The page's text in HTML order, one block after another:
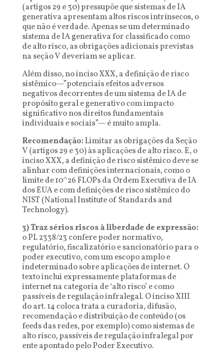
(artigos 29 e 30) pressupõe que sistemas de IA
generativa apresentam altos riscos intrínsecos, o
que não é verdade. Apenas se um determinado
sistema de IA generativa for classificado como
de alto risco, as obrigações adicionais previstas
na seção V deveriam se aplicar.
Além disso, no inciso XXX, a definição de risco
sistêmico—”potenciais efeitos adversos
negativos decorrentes de um sistema de IA de
propósito geral e generativo com impacto
significativo nos direitos fundamentais
individuais e sociais”— é muito ampla.
Recomendação:Limitar as obrigações da Seção
V (artigos 29 e 30) às aplicações de alto risco. E, o
inciso XXX, a definição de risco sistêmico deve se
alinhar com definições internacionais, como o
limite de 10^26 FLOPs da Ordem Executiva de IA
dos EUA e com definições de risco sistêmico do
NIST (National Institute of Standards and
Technology).
3) Traz sérios riscos à liberdade de expressão:
o PL 2338/23 confere poder normativo,
regulatório, fiscalizatório e sancionatório para o
poder executivo, com um escopo amplo e
indeterminado sobre aplicações de internet. O
texto inclui expressamente plataformas de
internet na categoria de ‘alto risco’ e como
passíveis de regulação infralegal. O inciso XIII
do art. 14 coloca trata a curadoria, difusão,
recomendação e distribuição de conteúdo (os
feeds das redes, por exemplo) como sistemas de
alto risco, passíveis de regulação infralegal por
ente apontado pelo Poder Executivo.